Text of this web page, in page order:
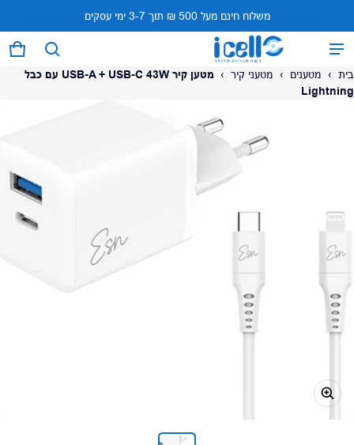
משלוח חינם מעל 500 ₪ תוך 3-7 ימי עסקים
0 פריטים
המוצר נוסף לעגלה
בית › מטענים › מטעני קיר ›
מטען קיר USB-A + USB-C 43W עם כבל
Lightning
על המוצר